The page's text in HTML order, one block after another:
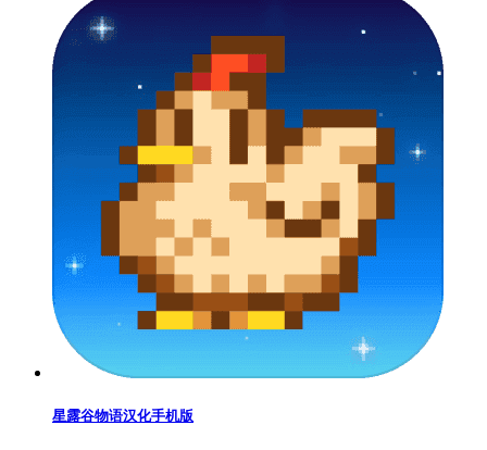
星露谷物语汉化手机版